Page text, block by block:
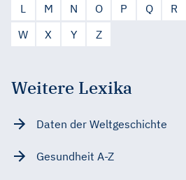
L
M N O P Q R
W
X Y Z
Weitere Lexika
Daten der Weltgeschichte
Gesundheit A-Z